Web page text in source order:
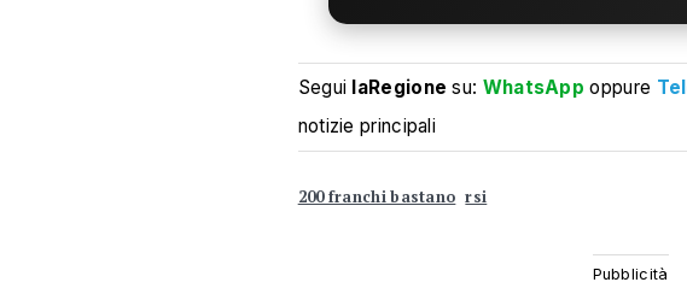
Segui laRegione su: WhatsApp oppure
notizie principali
200 franchi bastano rsi